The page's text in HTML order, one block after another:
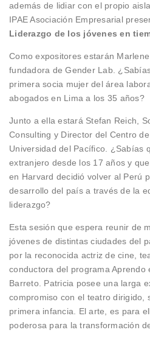
además de lidiar con el propio
IPAE Asociación Empresarial
Liderazgo de los jóvenes en
Como expositores estarán
fundadora de Gender Lab.
primera socia mujer del área
abogados en Lima a los 35 años?
Junto a ella estará Stefan Reich,
Consulting y Director del Centro
Universidad del Pacífico. ¿Sabías
extranjero desde los 17 años y
en Harvard decidió volver al Perú
desarrollo del país a través de la
liderazgo?
Esta sesión que espera reunir de
jóvenes de distintas ciudades del
por la reconocida actriz de cine,
conductora del programa Aprendo
Barreto. Patricia posee una larga
compromiso con el teatro dirigido,
primera infancia. El arte, es para
poderosa para la transformación